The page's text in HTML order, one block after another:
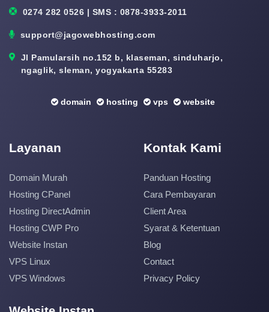
0274 282 0526 | SMS : 0878-3933-2011
support@jagowebhosting.com
Jl Pamularsih no.152 b, klaseman, sinduharjo,
ngaglik, sleman, yogyakarta 55283
domain hosting vps website
Layanan
Domain Murah
Hosting CPanel
Hosting DirectAdmin
Hosting CWP Pro
Website Instan
VPS Linux
VPS Windows
Kontak Kami
Panduan Hosting
Cara Pembayaran
Client Area
Syarat & Ketentuan
Blog
Contact
Privacy Policy